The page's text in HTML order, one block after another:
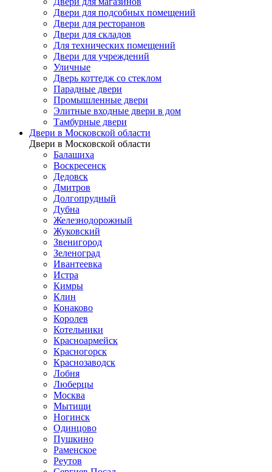
Двери для подсобных помещений
Двери для ресторанов
Двери для складов
Для технических помещений
Двери для учреждений
Уличные
Дверь коттедж со стеклом
Парадные двери
Промышленные двери
Элитные входные двери в дом
Тамбурные двери
Двери в Московской области
Двери в Московской области
Балашиха
Воскресенск
Дедовск
Дмитров
Долгопрудный
Дубна
Железнодорожный
Жуковский
Звенигород
Зеленоград
Ивантеевка
Истра
Кимры
Клин
Конаково
Королев
Котельники
Красноармейск
Красногорск
Краснозаводск
Лобня
Люберцы
Москва
Мытищи
Ногинск
Одинцово
Пушкино
Раменское
Реутов